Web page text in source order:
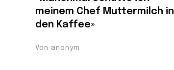
meinem Chef Muttermilch in
den Kaffee»
Von anonym